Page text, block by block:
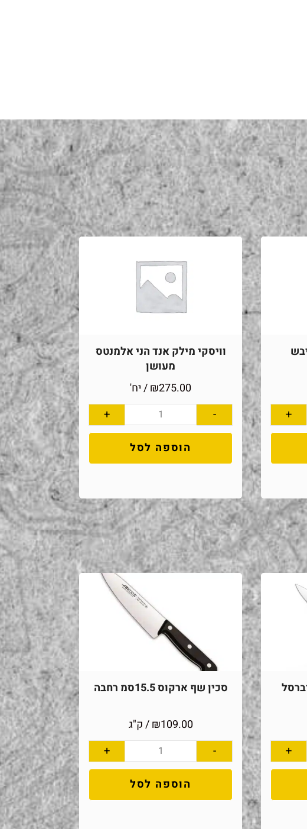
+
וויסקי מילק אנד הני אלמנטס
מעושן
₪275.00 / יח'
-
+
הוספה לסל
+
סכין שף ארקוס 15.5סמ רחבה
₪109.00 / ק"ג
-
+
הוספה לסל